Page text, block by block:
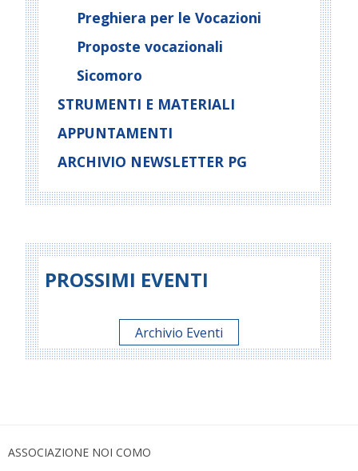
Preghiera per le Vocazioni
Proposte vocazionali
Sicomoro
STRUMENTI E MATERIALI
APPUNTAMENTI
ARCHIVIO NEWSLETTER PG
PROSSIMI EVENTI
Archivio Eventi
ASSOCIAZIONE NOI COMO